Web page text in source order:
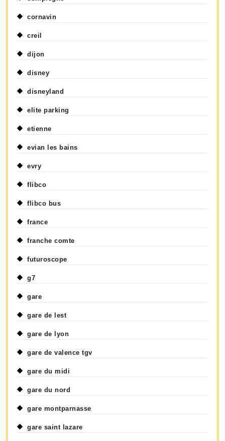
cornavin
creil
dijon
disney
disneyland
elite parking
etienne
evian les bains
evry
flibco
flibco bus
france
franche comte
futuroscope
g7
gare
gare de lest
gare de lyon
gare de valence tgv
gare du midi
gare du nord
gare montparnasse
gare saint lazare